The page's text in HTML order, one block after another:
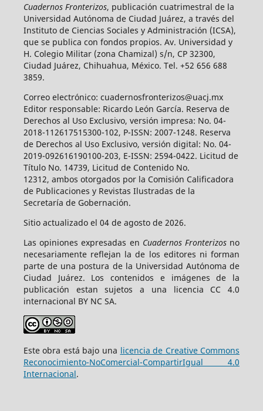
Cuadernos Fronterizos, publicación cuatrimestral de la
Universidad Autónoma de Ciudad Juárez, a través del
Instituto de Ciencias Sociales y Administración (ICSA),
que se publica con fondos propios. Av. Universidad y
H. Colegio Militar (zona Chamizal) s/n, CP 32300,
Ciudad Juárez, Chihuahua, México. Tel. +52 656 688
3859.
Correo electrónico: cuadernosfronterizos@uacj.mx
Editor responsable: Ricardo León García. Reserva de
Derechos al Uso Exclusivo, versión impresa: No. 04-
2018-112617515300-102, P-ISSN: 2007-1248. Reserva
de Derechos al Uso Exclusivo, versión digital: No. 04-
2019-092616190100-203, E-ISSN: 2594-0422. Licitud de
Título No. 14739, Licitud de Contenido No.
12312, ambos otorgados por la Comisión Calificadora
de Publicaciones y Revistas Ilustradas de la
Secretaría de Gobernación.
Sitio actualizado el 04 de agosto de 2026.
Las opiniones expresadas en Cuadernos Fronterizosno
necesariamente reflejan la de los editores ni forman
parte de una postura de la Universidad Autónoma de
Ciudad Juárez. Los contenidos e imágenes de la
publicación estan sujetos a una licencia CC 4.0
internacional BY NC SA.
Este obra está bajo una licencia de Creative Commons
Reconocimiento-NoComercial-CompartirIgual 4.0
Internacional.